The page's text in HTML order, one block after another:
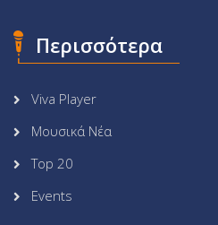
Περισσότερα
Viva Player
Μουσικά Νέα
Top 20
Events